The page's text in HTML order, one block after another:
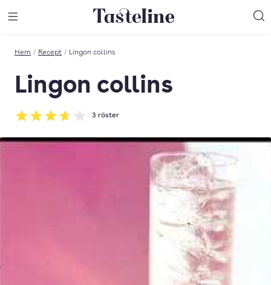
Till Tastelines startsida
Hem / Recept / Lingon collins
Lingon collins
Betyg: 3.67 av 5
3 röster